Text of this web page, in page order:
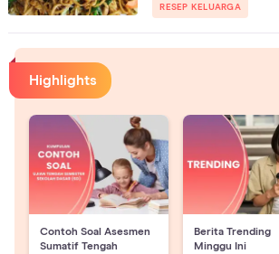
RESEP KELUARGA
Highlights
Contoh Soal Asesmen
Sumatif Tengah
Berita Trending
Minggu Ini